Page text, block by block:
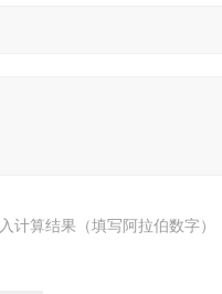
计算结果（填写阿拉伯数字）